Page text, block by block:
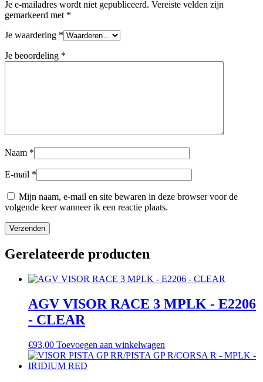
Je e-mailadres wordt niet gepubliceerd. Vereiste velden zijn
gemarkeerd met *
Je waardering *
Je beoordeling *
Naam *
E-mail *
Mijn naam, e-mail en site bewaren in deze browser voor de
volgende keer wanneer ik een reactie plaats.
Gerelateerde producten
AGV VISOR RACE 3 MPLK - E2206
- CLEAR
€93,00 Toevoegen aan winkelwagen